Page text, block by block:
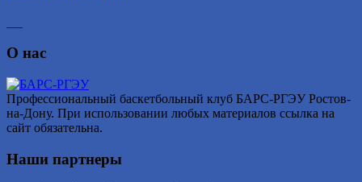
О нас
Профессиональный баскетбольный клуб БАРС-РГЭУ Ростов-
на-Дону. При использовании любых материалов ссылка на
сайт обязательна.
Наши партнеры